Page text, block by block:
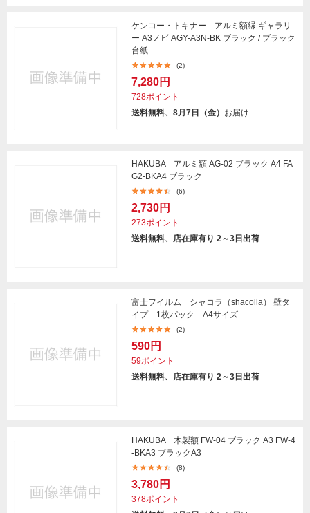
ケンコー・トキナー アルミ額縁 ギャラリ
ー A3ノビ AGY-A3N-BK ブラック / ブラック
台紙
(2)
7,280円
728ポイント
送料無料、8月7日（金） お届け
HAKUBA アルミ額 AG-02 ブラック A4 FA
G2-BKA4 ブラック
(6)
2,730円
273ポイント
送料無料、店在庫有り 2～3日出荷
富士フイルム シャコラ（shacolla） 壁タ
イプ 1枚パック A4サイズ
(2)
590円
59ポイント
送料無料、店在庫有り 2～3日出荷
HAKUBA 木製額 FW-04 ブラック A3 FW-4
-BKA3 ブラックA3
(8)
3,780円
378ポイント